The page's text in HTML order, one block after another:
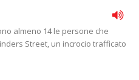
almeno 14 le persone che
Street, un incrocio trafficato